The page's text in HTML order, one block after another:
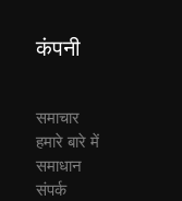
कंपनी
समाचार
हमारे बारे में
समाधान
संपर्क